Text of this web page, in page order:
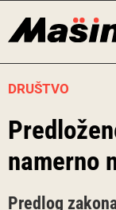
DRUŠTVO
namerno
Predlog